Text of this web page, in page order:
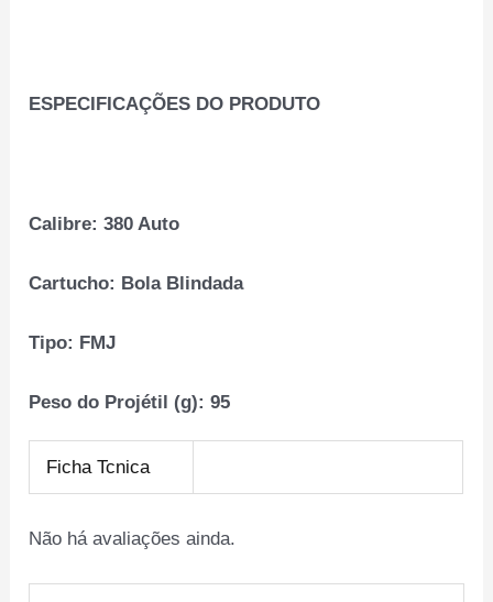
ESPECIFICAÇÕES DO PRODUTO
Calibre:380 Auto
Cartucho: Bola Blindada
Tipo: FMJ
Peso do Projétil (g):95
Ficha Tcnica
Não há avaliações ainda.